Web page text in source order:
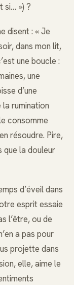
si… ») ?
disent : « Je
dans mon lit,
une boucle :
une
d’une
la rumination
consomme
résoudre. Pire,
que la douleur
d’éveil dans
esprit essaie
l’être, ou de
a pas pour
projette dans
elle, aime le